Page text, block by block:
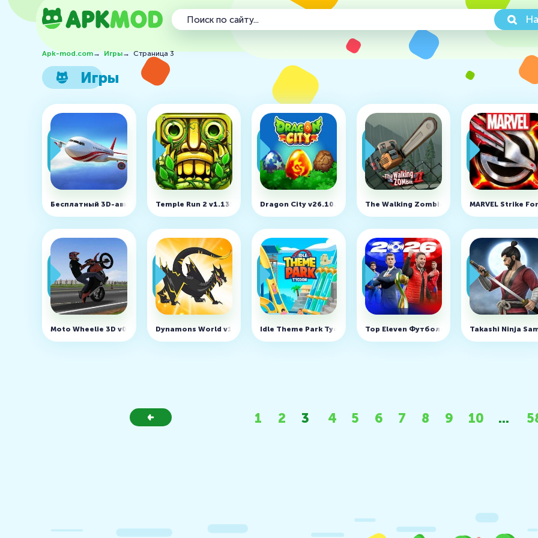
Apk-mod.com→Игры→Страница 3
Игры
Бесплатный 3D-авиасимулятор v2.12.46 (MOD, много денег)
Temple Run 2 v1.135.0 (MOD, много денег)
Dragon City v26.10.3 The Walking Zombie 2 v3.58.0 (MOD, много
MARVEL Strike
Moto Wheelie 3D v0.116 (MOD, много денег)Dynamons World v1.13.08 (MOD, много денег)Idle Theme Park Tycoon v9.3.0 (MOD, много денег)
Top Eleven Футбольный Менеджер v26.34
Takashi Ninja
1 2 3 4 5 6 7 8 9 10 ...